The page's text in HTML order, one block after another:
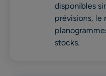
disponibles
prévisions, le
stocks.